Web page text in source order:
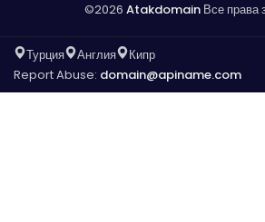
©2026 AtakdomainВсе права
Турция Англия
Кипр
Report Abuse: domain@apiname.com